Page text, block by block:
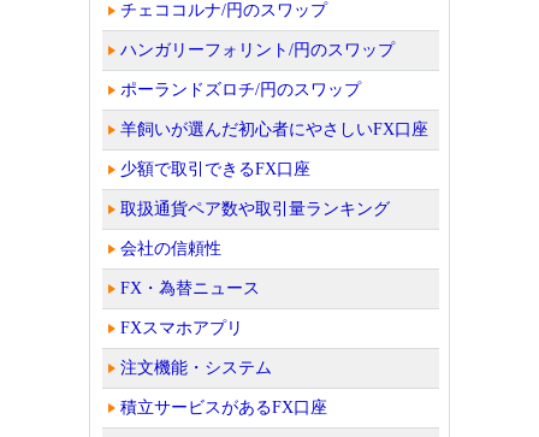
チェココルナ/円のスワップ
ハンガリーフォリント/円のスワップ
ポーランドズロチ/円のスワップ
羊飼いが選んだ初心者にやさしいFX口座
少額で取引できるFX口座
取扱通貨ペア数や取引量ランキング
会社の信頼性
FX・為替ニュース
FXスマホアプリ
注文機能・システム
積立サービスがあるFX口座